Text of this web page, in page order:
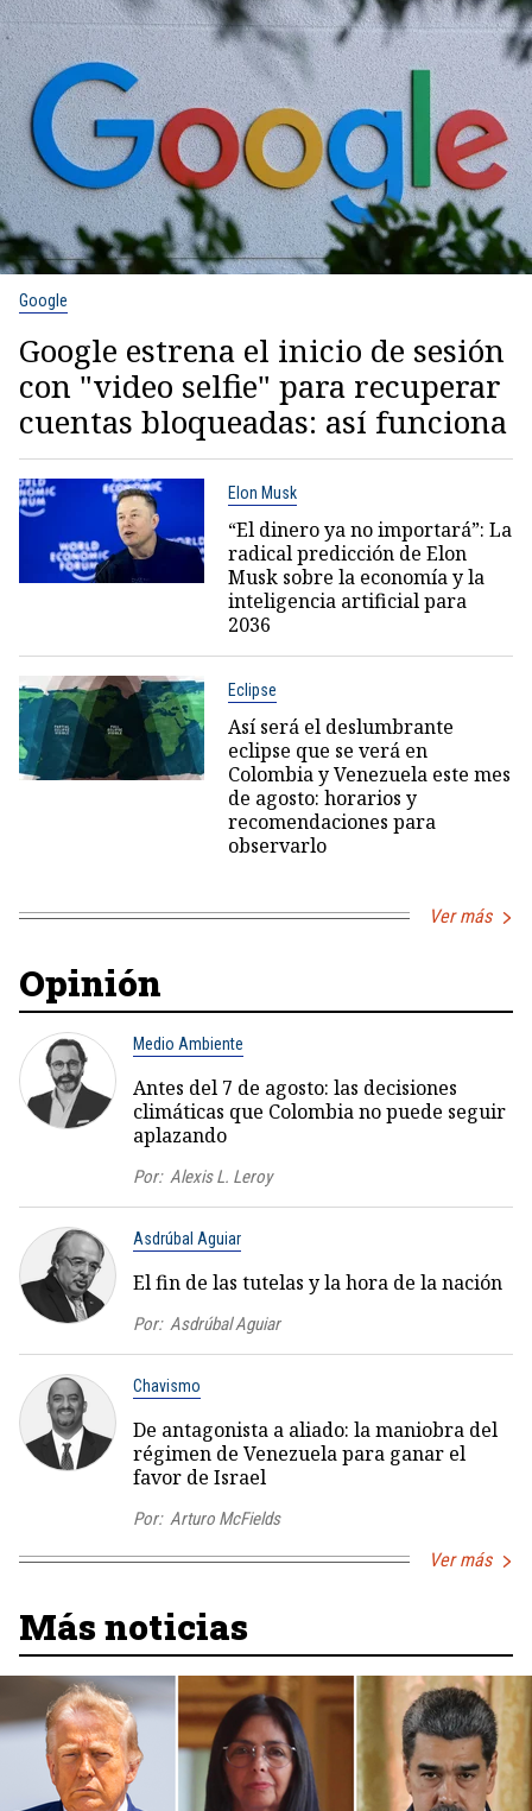
Google
Google estrena el inicio de sesión
con "video selfie" para recuperar
cuentas bloqueadas: así funciona
Elon Musk
“El dinero ya no importará”: La
radical predicción de Elon
Musk sobre la economía y la
inteligencia artificial para
2036
Eclipse
Así será el deslumbrante
eclipse que se verá en
Colombia y Venezuela este mes
de agosto: horarios y
recomendaciones para
observarlo
Ver más
Opinión
Medio Ambiente
Antes del 7 de agosto: las decisiones
climáticas que Colombia no puede seguir
aplazando
Por: Alexis L. Leroy
Asdrúbal Aguiar
El fin de las tutelas y la hora de la nación
Por: Asdrúbal Aguiar
Chavismo
De antagonista a aliado: la maniobra del
régimen de Venezuela para ganar el
favor de Israel
Por: Arturo McFields
Ver más
Más noticias